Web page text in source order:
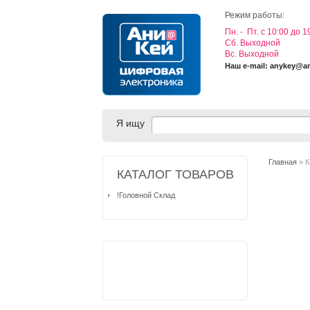
Режим работы:
Пн. - Пт. с 10:00 до
Cб. Выходной
Вс. Выходной
Наш e-mail:
Я ищу
Главная »
КАТАЛОГ ТОВАРОВ
!Головной Склад